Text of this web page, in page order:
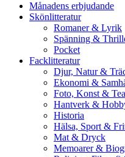
Månadens erbjudande
Skönlitteratur
Romaner & Lyrik
Spänning &
Pocket
Facklitteratur
Djur, Natur &
Ekonomi &
Foto, Konst &
Hantverk &
Historia
Hälsa, Sport &
Mat & Dryck
Memoarer &